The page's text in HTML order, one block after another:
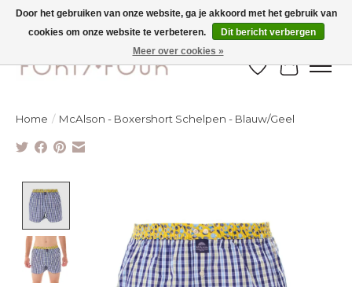
Ontdek de nieuwe najaarscollectie nu in de winkel - selectie online
Verlanglijst
Home / McAlson - Boxershort Schelpen - Blauw/Geel
Door het gebruiken van onze website, ga je akkoord met het gebruik van
cookies om onze website te verbeteren.
Dit bericht verbergen
Meer over cookies »